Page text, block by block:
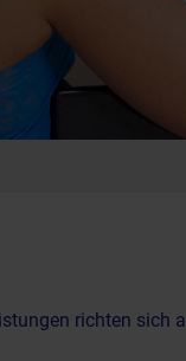
richten sich